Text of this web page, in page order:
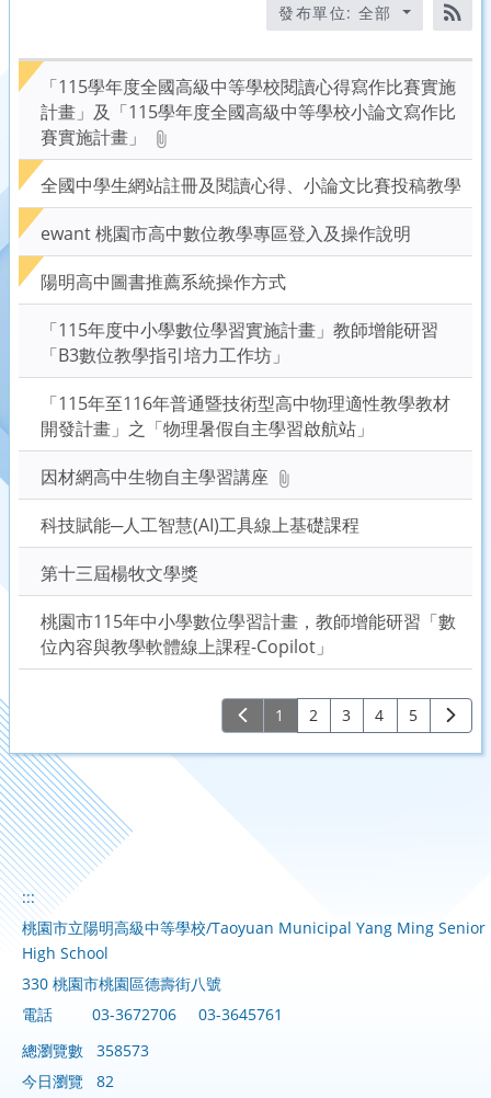
關
鍵
按
下
Enter
查
詢
發布單位: 全部
RSS
「115學年度全國高級中等學校閱讀心得寫作比賽實施
計畫」及「115學年度全國高級中等學校小論文寫作比
賽實施計畫」
全國中學生網站註冊及閱讀心得、小論文比賽投稿教學
ewant 桃園市高中數位教學專區登入及操作說明
陽明高中圖書推薦系統操作方式
「115年度中小學數位學習實施計畫」教師增能研習
「B3數位教學指引培力工作坊」
「115年至116年普通暨技術型高中物理適性教學教材
開發計畫」之「物理暑假自主學習啟航站」
因材網高中生物自主學習講座
科技賦能─人工智慧(AI)工具線上基礎課程
第十三屆楊牧文學獎
桃園市115年中小學數位學習計畫，教師增能研習「數
位內容與教學軟體線上課程-Copilot」
1 2 3 4 5
:::
桃園市立陽明高級中等學校/Taoyuan Municipal Yang Ming Senior
High School
330 桃園市桃園區德壽街八號
電話
03-3672706
03-3645761
總瀏覽數
358573
今日瀏覽
82